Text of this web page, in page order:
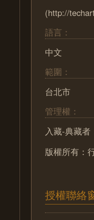
(http://
語言：
中文
範圍：
台北市
管理權：
入藏-典藏
版權所有：
授權聯絡